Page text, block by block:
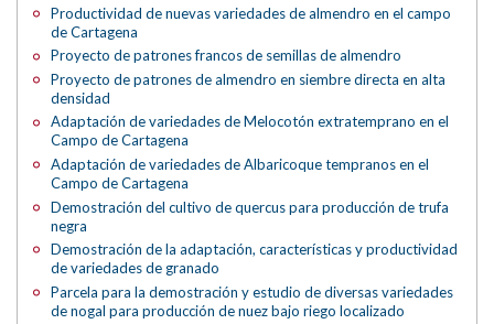
Productividad de nuevas variedades de almendro en el campo
de Cartagena
Proyecto de patrones francos de semillas de almendro
Proyecto de patrones de almendro en siembre directa en alta
densidad
Adaptación de variedades de Melocotón extratemprano en el
Campo de Cartagena
Adaptación de variedades de Albaricoque tempranos en el
Campo de Cartagena
Demostración del cultivo de quercus para producción de trufa
negra
Demostración de la adaptación, características y productividad
de variedades de granado
Parcela para la demostración y estudio de diversas variedades
de nogal para producción de nuez bajo riego localizado